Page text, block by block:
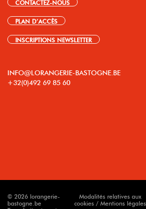
CONTACTEZ-NOUS
PLAN D’ACCÈS
INSCRIPTIONS NEWSLETTER
INFO@LORANGERIE-BASTOGNE.BE
+32(0)492 69 85 60
© 2026 lorangerie-
bastogne.be
Modalités relatives aux
cookies / Mentions légales